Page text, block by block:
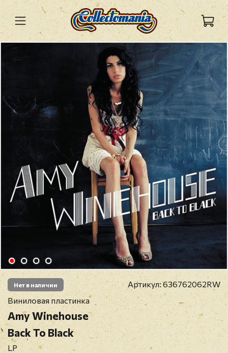
Нет в наличии Артикул:636762062RW
Виниловая пластинка
Amy Winehouse
Back To Black
LP